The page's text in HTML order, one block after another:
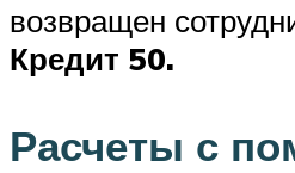
возвращен
Кредит 50.
Расчеты с